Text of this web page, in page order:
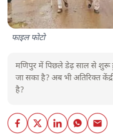
फाइल फोटो
मणिपुर में पिछले डेढ़ साल से शुरू
जा सका है? अब भी अतिरिक्त
है?